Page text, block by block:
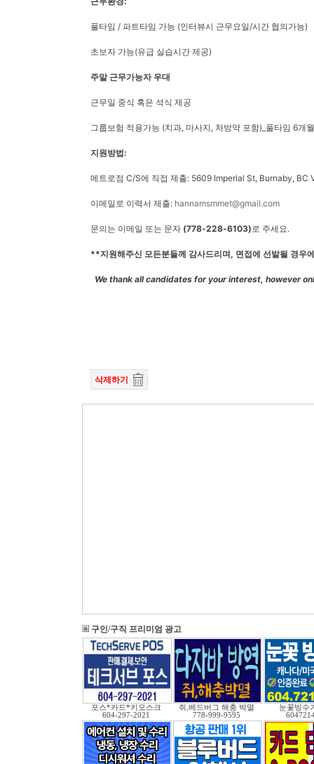
풀타임 / 파트타임 가능 (인터뷰시 근무요일/시간 협의가능)
초보자 가능(유급 실습시간 제공)
주말 근무가능자 우대
근무일 중식 혹은 석식 제공
그룹보험 적용가능 (치과, 마사지, 처방약 포함)_풀타임 6개
지원방법:
메트로점 C/S에 직접 제출: 5609 Imperial St, Burnaby, BC
이메일로 이력서 제출: hannamsmmet@gmail.com
문의는 이메일 또는 문자 (778-228-6103)로 주세요.
**지원해주신 모든분들께 감사드리며, 면접에 선발될 경우
We thank all candidates for your interest, however
삭제하기
구인/구직 프리미엄 광고
포스*카드*키오스크
604-297-2021
쥐,베드버그 해충 박멸
778-999-9595
눈꽃빙수